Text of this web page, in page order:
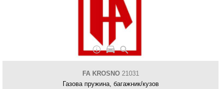
FA KROSNO21031
Газова пружина, багажник/кузов